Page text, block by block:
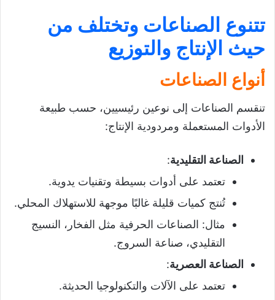
تتنوع الصناعات وتختلف من
حيث الإنتاج والتوزيع
أنواع الصناعات
تنقسم الصناعات إلى نوعين رئيسيين، حسب طبيعة
الأدوات المستعملة ومردودية الإنتاج:
الصناعة التقليدية:
تعتمد على أدوات بسيطة وتقنيات يدوية.
تُنتج كميات قليلة غالبًا موجهة للاستهلاك المحلي.
مثال: الصناعات الحرفية مثل الفخار، النسيج
التقليدي، صناعة السروج.
الصناعة العصرية:
تعتمد على الآلات والتكنولوجيا الحديثة.